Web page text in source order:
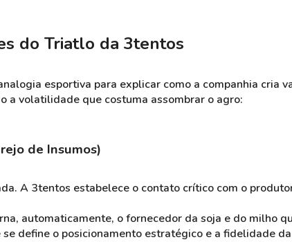
do Triatlo da 3tentos
esportiva para explicar como a companhia cria
a volatilidade que costuma assombrar o agro:
de Insumos)
A 3tentos estabelece o contato crítico com o
automaticamente, o fornecedor da soja e do milho
se define o posicionamento estratégico e a fidelidade